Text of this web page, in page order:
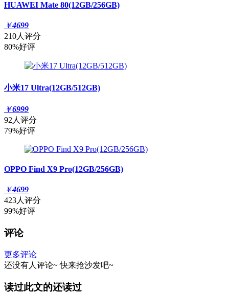
HUAWEI Mate 80(12GB/256GB)
￥4699
210人评分
80%好评
小米17 Ultra(12GB/512GB)
￥6999
92人评分
79%好评
OPPO Find X9 Pro(12GB/256GB)
￥4699
423人评分
99%好评
评论
更多评论
还没有人评论~ 快来抢沙发吧~
读过此文的还读过